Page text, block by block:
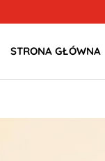
STRONA GŁÓWNA